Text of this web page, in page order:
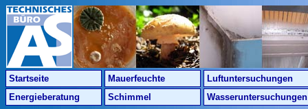
Startseite Mauerfeuchte
Luftuntersuchungen
Energieberatung
Schimmel
Wasseruntersuchungen